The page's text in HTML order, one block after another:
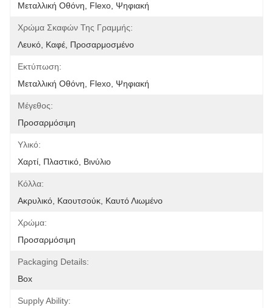
Μεταλλική Οθόνη, Flexo, Ψηφιακή
Χρώμα Σκαφών Της Γραμμής:
Λευκό, Καφέ, Προσαρμοσμένο
Εκτύπωση:
Μεταλλική Οθόνη, Flexo, Ψηφιακή
Μέγεθος:
Προσαρμόσιμη
Υλικό:
Χαρτί, Πλαστικό, Βινύλιο
Κόλλα:
Ακρυλικό, Καουτσούκ, Καυτό Λιωμένο
Χρώμα:
Προσαρμόσιμη
Packaging Details:
Box
Supply Ability: